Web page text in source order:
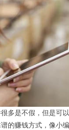
是不假，但是可
的赚钱方式，像小